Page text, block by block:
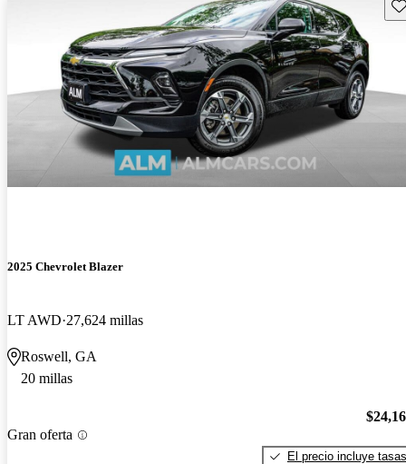
2025 Chevrolet Blazer
LT AWD 27,624 millas
Roswell, GA
20 millas
Gran oferta
El precio incluye tasas